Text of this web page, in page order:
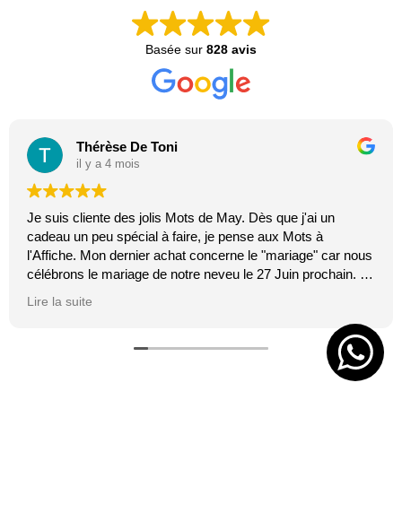
Basée sur 828 avis
Thérèse De Toni
il y a 4 mois
Je suis cliente des jolis Mots de May. Dès que j'ai un
cadeau un peu spécial à faire, je pense aux Mots à
l'Affiche. Mon dernier achat concerne le "mariage" car nous
célébrons le mariage de notre neveu le 27 Juin prochain. Je
Lire la suite